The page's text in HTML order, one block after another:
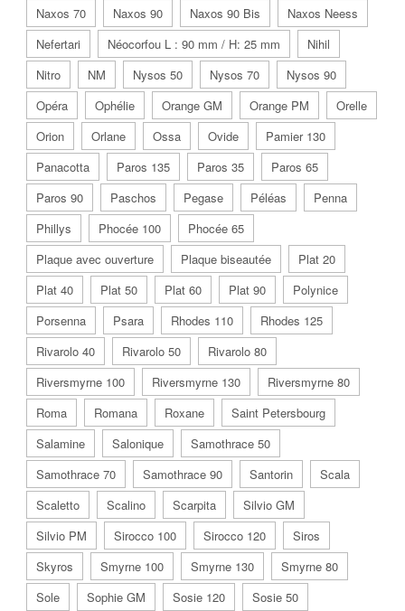
Naxos 70
Naxos 90 Naxos 90 Bis
Naxos Neess
Nefertari
Néocorfou L : 90 mm / H: 25 mm
Nihil
Nitro
NM Nysos 50 Nysos 70
Nysos 90
Opéra
Ophélie Orange GM Orange PM
Orelle
Orion
Orlane Ossa Ovide
Pamier 130
Panacotta
Paros 135 Paros 35
Paros 65
Paros 90
Paschos Pegase Péléas
Penna
Phillys
Phocée 100
Phocée 65
Plaque avec ouverture
Plaque biseautée
Plat 20
Plat 40
Plat 50 Plat 60 Plat 90
Polynice
Porsenna
Psara Rhodes 110
Rhodes 125
Rivarolo 40
Rivarolo 50
Rivarolo 80
Riversmyrne 100
Riversmyrne 130
Riversmyrne 80
Roma
Romana Roxane
Saint Petersbourg
Salamine
Salonique
Samothrace 50
Samothrace 70
Samothrace 90 Santorin
Scala
Scaletto
Scalino Scarpita
Silvio GM
Silvio PM
Sirocco 100 Sirocco 120
Siros
Skyros
Smyrne 100 Smyrne 130
Smyrne 80
Sole
Sophie GM Sosie 120
Sosie 50